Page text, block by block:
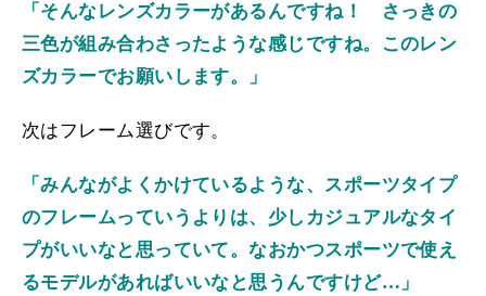
「そんなレンズカラーがあるんですね！ さっきの
三色が組み合わさったような感じですね。このレン
ズカラーでお願いします。」
次はフレーム選びです。
「みんながよくかけているような、スポーツタイプ
のフレームっていうよりは、少しカジュアルなタイ
プがいいなと思っていて。なおかつスポーツで使え
るモデルがあればいいなと思うんですけど…」